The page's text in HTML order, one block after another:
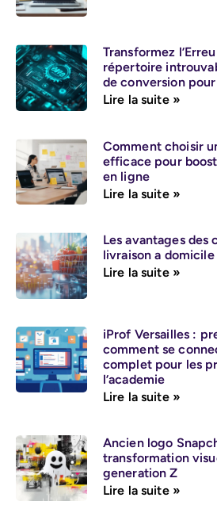
Transformez
répertoire
de conversion
Lire la suite »
Comment choisir
efficace pour
en ligne
Lire la suite »
Les avantages des
livraison a domicile
Lire la suite »
iProf Versailles :
comment se
complet pour les
l’academie
Lire la suite »
Ancien logo
transformation
generation Z
Lire la suite »